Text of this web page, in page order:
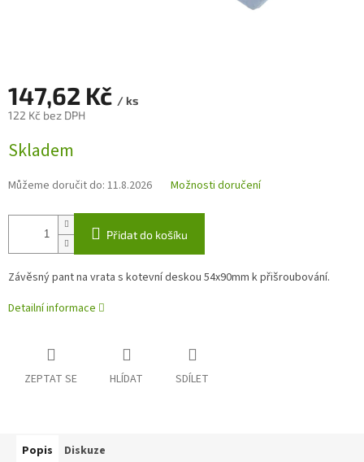
147,62 Kč / ks
122 Kč bez DPH
cena:
Skladem
Můžeme doručit do: 11.8.2026 Možnosti doručení
Přidat do košíku
Závěsný pant na vrata s kotevní deskou 54x90mm k přišroubování.
Detailní informace
ZEPTAT SE HLÍDAT SDÍLET
Popis Diskuze